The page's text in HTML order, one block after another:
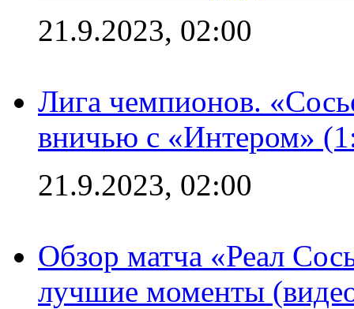
21.9.2023, 02:00
Лига чемпионов.
вничью с «Интером»
21.9.2023, 02:00
Обзор матча «Реал
лучшие моменты